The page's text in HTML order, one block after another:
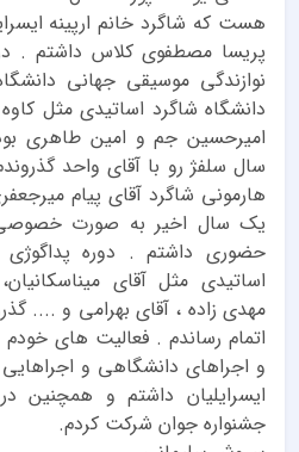
هست که شاگرد خانم ارپینه
پریسا مصطفوی کلاس داشتم .
نوازندگی موسیقی جهانی
دانشگاه شاگرد اساتیدی مثل
سال سلفژ رو با آقای واحد
هارمونی شاگرد آقای پیام
یک سال اخیر به صورت خصوصی
حضوری داشتم . دوره پداگوژی
اساتیدی مثل آقای
مهدی زاده ، آقای بهرامی و ....
اتمام رساندم . فعالیت های
و اجراهای دانشگاهی و
ایسرایلیان داشتم و همچنین
جشنواره جوان شرکت کردم.